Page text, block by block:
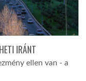
IRÁNT
ellen van - a